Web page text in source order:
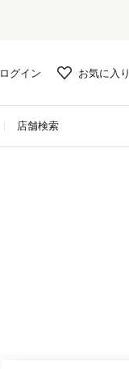
ログイン お気に入り
店舗検索